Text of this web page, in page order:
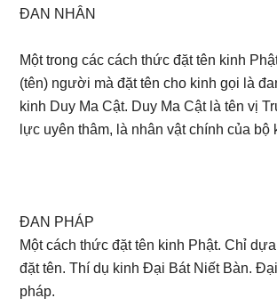
ĐAN NHÂN
Một trong các cách thức đặt tên kinh
(tên) người mà đặt tên cho kinh gọi là
kinh Duy Ma Cật. Duy Ma Cật là tên vị
lực uyên thâm, là nhân vật chính của bộ
ĐAN PHÁP
Một cách thức đặt tên kinh Phật. Chỉ
đặt tên. Thí dụ kinh Đại Bát Niết Bàn.
pháp.